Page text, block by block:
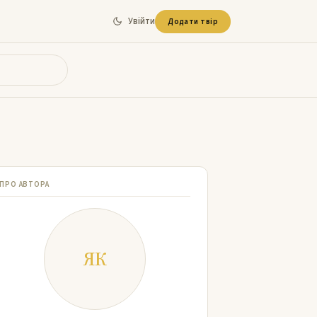
Увійти Додати твір
ПРО АВТОРА
ЯК